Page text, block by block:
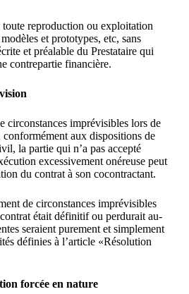
reproduction ou exploitation
et prototypes, etc, sans
et préalable du Prestataire qui
contrepartie financière.
circonstances imprévisibles lors de
aux dispositions de
la partie qui n’a pas accepté
excessivement onéreuse peut
du contrat à son cocontractant.
de circonstances imprévisibles
était définitif ou perdurait au-
seraient purement et simplement
définies à l’article «Résolution
forcée en nature